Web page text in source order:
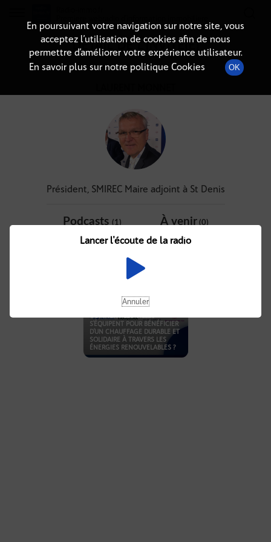
DÉTAIL DE L'INVITÉ(E)
Président, SMIREC Maire adjoint à St Denis
Podcasts (1) À venir(0)
COMMENT LES VILLES
S'ÉQUIPENT POUR BÉNÉFICIER
D'UN CHAUFFAGE DURABLE ET
SOLIDAIRE À TRAVERS LES
ÉNERGIES RENOUVELABLES ?
En poursuivant votre navigation sur notre site, vous
acceptez l’utilisation de cookies afin de nous
permettre d’améliorer votre expérience utilisateur.
En savoir plus sur notre politique Cookies
OK
Lancer l'écoute de la radio
Annuler